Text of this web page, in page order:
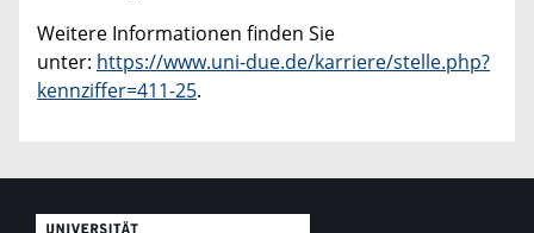
Weitere Informationen finden Sie
unter: https://www.uni-due.de/karriere/stelle.php?
kennziffer=411-25.